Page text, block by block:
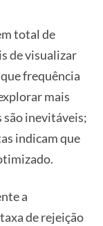
total de
de visualizar
frequência
mais
são inevitáveis;
indicam que
a
de rejeição